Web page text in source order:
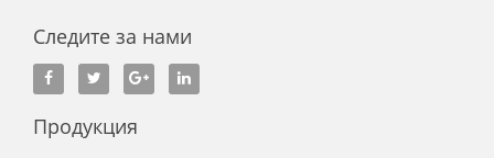
Следите за нами
Продукция